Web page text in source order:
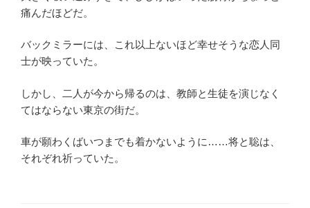
痛んだほどだ。
バックミラーには、これ以上ないほど幸せそうな恋人同
士が映っていた。
しかし、二人が今から帰るのは、教師と生徒を演じなく
てはならない東京の街だ。
車が願わくばいつまでも着かないように……将と聡は、
それぞれ祈っていた。